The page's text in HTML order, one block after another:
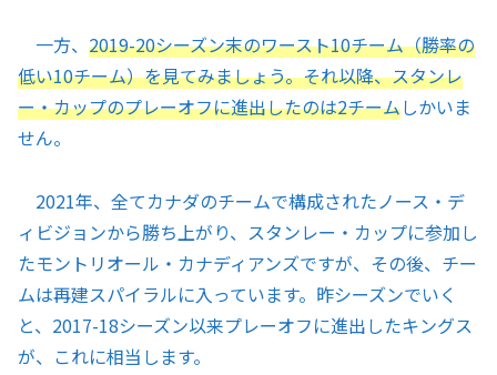
一方、 2019-20シーズン末のワースト10チーム（勝率の
低い10チーム）を見てみましょう。それ以降、スタンレ
ー・カップのプレーオフに進出したのは2チームしかいま
せん。
2021年、全てカナダのチームで構成されたノース・デ
ィビジョンから勝ち上がり、スタンレー・カップに参加し
たモントリオール・カナディアンズですが、その後、チー
ムは再建スパイラルに入っています。昨シーズンでいく
と、2017-18シーズン以来プレーオフに進出したキングス
が、これに相当します。